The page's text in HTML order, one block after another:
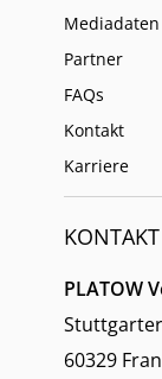
Mediadaten
Partner
FAQs
Kontakt
Karriere
KONTAKT
PLATOW
60329